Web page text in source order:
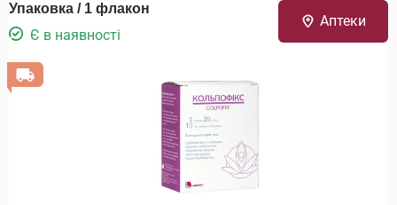
Упаковка / 1 флакон
Є в наявності
Аптеки